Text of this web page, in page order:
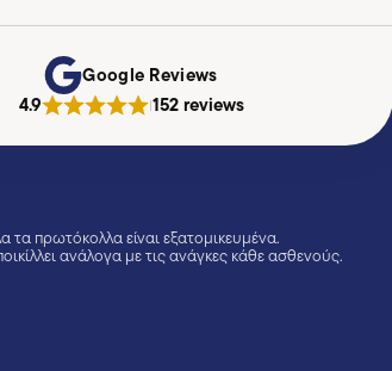
Google Reviews
4.9
|152 reviews
τα πρωτόκολλα είναι εξατομικευμένα.
ανάλογα με τις ανάγκες κάθε ασθενούς.